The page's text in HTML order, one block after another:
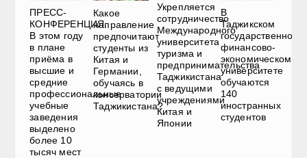
ПРЕСС-
КОНФЕРЕНЦИЯ.
В этом году
в плане
приёма в
высшие и
средние
профессиональные
учебные
заведения
выделено
более 10
тысяч мест
Какое
направление
предпочитают
студенты из
Китая и
Германии,
обучаясь в
консерватории
Таджикистана?
Укрепляется
сотрудничество
Международного
университета
туризма и
предпринимательства
Таджикистана
с ведущими
учреждениями
Китая и
Японии
В
Таджикском
государственном
финансово-
экономическом
университете
обучаются
140
иностранных
студентов